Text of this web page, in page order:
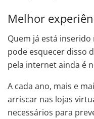
Melhor
Quem já está
pode esquecer disso
pela internet ainda é
A cada ano, mais e
arriscar nas lojas
necessários para